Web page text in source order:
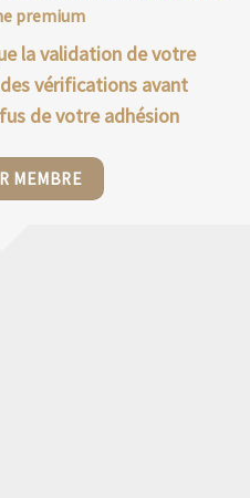
premium
la validation de votre
vérifications avant
de votre adhésion
MEMBRE